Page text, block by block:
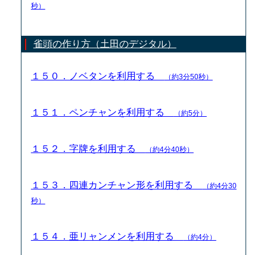
秒）
雀頭の作り方（土田のデジタル）
１５０．ノベタンを利用する （約3分50秒）
１５１．ペンチャンを利用する （約5分）
１５２．字牌を利用する （約4分40秒）
１５３．四連カンチャン形を利用する
（約4分30
秒）
１５４．亜リャンメンを利用する （約4分）